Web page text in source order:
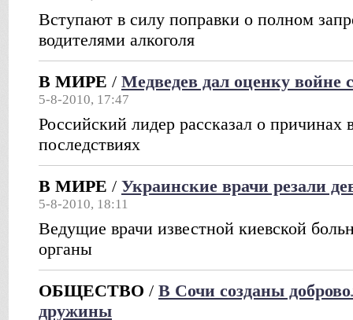
Вступают в силу поправки о полном
водителями алкоголя
В МИРЕ / Медведев дал оценку войне
5-8-2010, 17:47
Российский лидер рассказал о причинах
последствиях
В МИРЕ / Украинские врачи резали
5-8-2010, 18:11
Ведущие врачи известной киевской
органы
ОБЩЕСТВО / В Сочи созданы
дружины